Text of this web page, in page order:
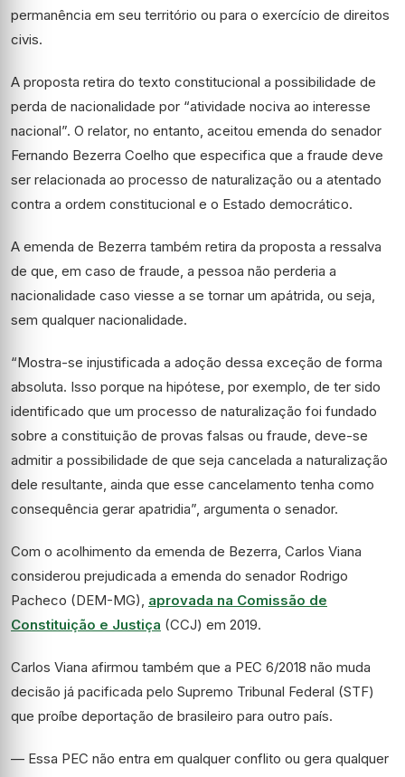
permanência em seu território ou para o exercício de direitos
civis.
A proposta retira do texto constitucional a possibilidade de
perda de nacionalidade por “atividade nociva ao interesse
nacional”. O relator, no entanto, aceitou emenda do senador
Fernando Bezerra Coelho que especifica que a fraude deve
ser relacionada ao processo de naturalização ou a atentado
contra a ordem constitucional e o Estado democrático.
A emenda de Bezerra também retira da proposta a ressalva
de que, em caso de fraude, a pessoa não perderia a
nacionalidade caso viesse a se tornar um apátrida, ou seja,
sem qualquer nacionalidade.
“Mostra-se injustificada a adoção dessa exceção de forma
absoluta. Isso porque na hipótese, por exemplo, de ter sido
identificado que um processo de naturalização foi fundado
sobre a constituição de provas falsas ou fraude, deve-se
admitir a possibilidade de que seja cancelada a naturalização
dele resultante, ainda que esse cancelamento tenha como
consequência gerar apatridia”, argumenta o senador.
Com o acolhimento da emenda de Bezerra, Carlos Viana
considerou prejudicada a emenda do senador Rodrigo
Pacheco (DEM-MG), aprovada na Comissão de
Constituição e Justiça (CCJ) em 2019.
Carlos Viana afirmou também que a PEC 6/2018 não muda
decisão já pacificada pelo Supremo Tribunal Federal (STF)
que proíbe deportação de brasileiro para outro país.
— Essa PEC não entra em qualquer conflito ou gera qualquer